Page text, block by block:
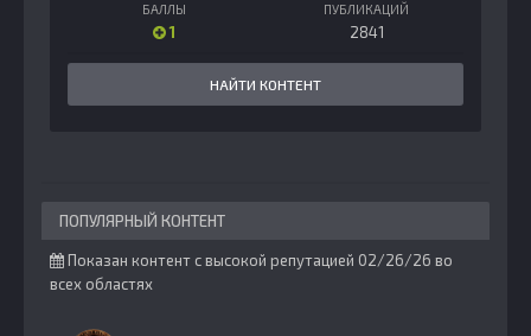
БАЛЛЫ
1
ПУБЛИКАЦИЙ
2841
НАЙТИ КОНТЕНТ
ПОПУЛЯРНЫЙ КОНТЕНТ
Показан контент с высокой репутацией 02/26/26 во
всех областях